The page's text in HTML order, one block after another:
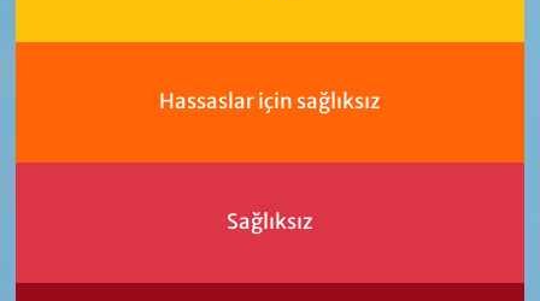
Hassaslar için sağlıksız
Sağlıksız